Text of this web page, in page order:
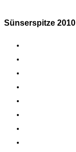
Sünserspitze 2010